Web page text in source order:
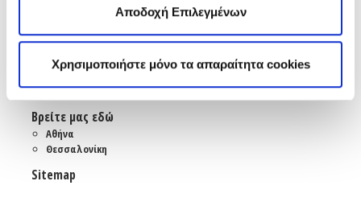
Αποδοχή Επιλεγμένων
Χρησιμοποιήστε μόνο τα απαραίτητα cookies
Ενώσεις και Ομοσπονδίες
Χρήσιμοι κόμβοι
Επικοινωνία
Αποστολή Ηλ. Μηνύματος
Emails και τηλέφωνα εξυπηρέτησης
Βρείτε μας εδώ
Αθήνα
Θεσσαλονίκη
Sitemap